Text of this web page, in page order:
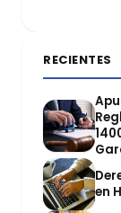
RECIENTES
en